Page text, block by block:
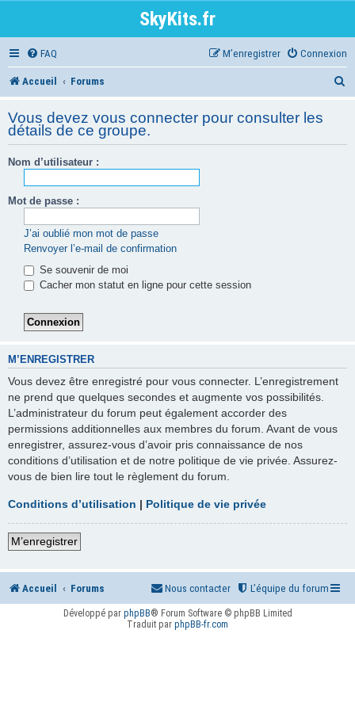
SkyKits.fr
FAQ Connexion
M’enregistrer
Accueil Forums
Vous devez vous connecter pour consulter les
détails de ce groupe.
Nom d’utilisateur :
Mot de passe :
J’ai oublié mon mot de passe
Renvoyer l’e-mail de confirmation
Se souvenir de moi
Cacher mon statut en ligne pour cette session
M’ENREGISTRER
Vous devez être enregistré pour vous connecter. L’enregistrement
ne prend que quelques secondes et augmente vos possibilités.
L’administrateur du forum peut également accorder des
permissions additionnelles aux membres du forum. Avant de vous
enregistrer, assurez-vous d’avoir pris connaissance de nos
conditions d’utilisation et de notre politique de vie privée. Assurez-
vous de bien lire tout le règlement du forum.
Conditions d’utilisation | Politique de vie privée
M’enregistrer
Accueil Forums L’équipe du forum
Nous contacter
Développé par phpBB® Forum Software © phpBB Limited
Traduit par phpBB-fr.com